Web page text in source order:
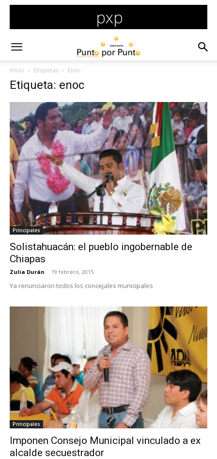
Inicio Etiquetas Enoc
Etiqueta: enoc
Principales
Solistahuacán: el pueblo ingobernable de
Chiapas
Zulia Durán - 19 febrero, 2015
Ya renunciaron todos los concejales municipales
Principales
Imponen Consejo Municipal vinculado a ex
alcalde secuestrador